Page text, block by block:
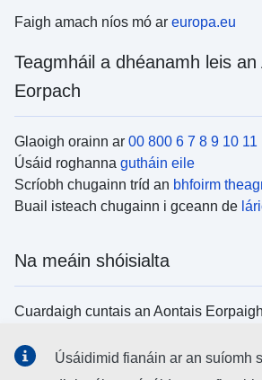
Faigh amach níos mó ar europa.eu
Teagmháil a dhéanamh leis an
Eorpach
Glaoigh orainn ar 00 800 6 7 8 9 10 11
Úsáid roghanna gutháin eile
Scríobh chugainn tríd an bhfoirm
Buail isteach chugainn i gceann de
Na meáin shóisialta
Cuardaigh cuntais an Aontais
Úsáidimid fianáin ar an suíomh